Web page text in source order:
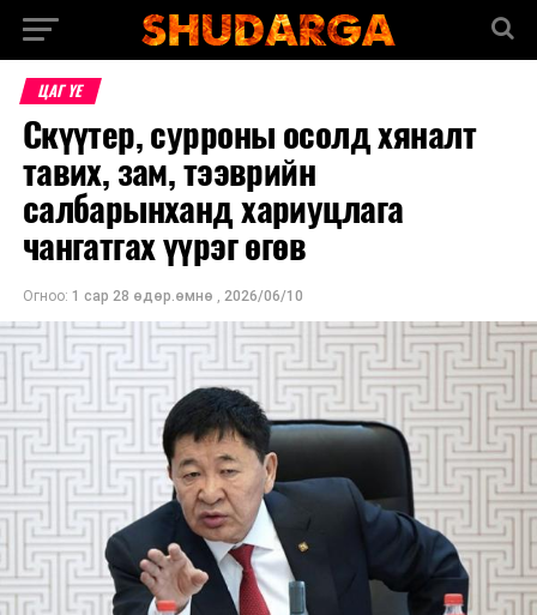
ЦАГ ҮЕ
Скүүтер, сурроны осолд хяналт
тавих, зам, тээврийн
салбарынханд хариуцлага
чангатгах үүрэг өгөв
Огноо: 1 сар 28 өдөр.өмнө , 2026/06/10